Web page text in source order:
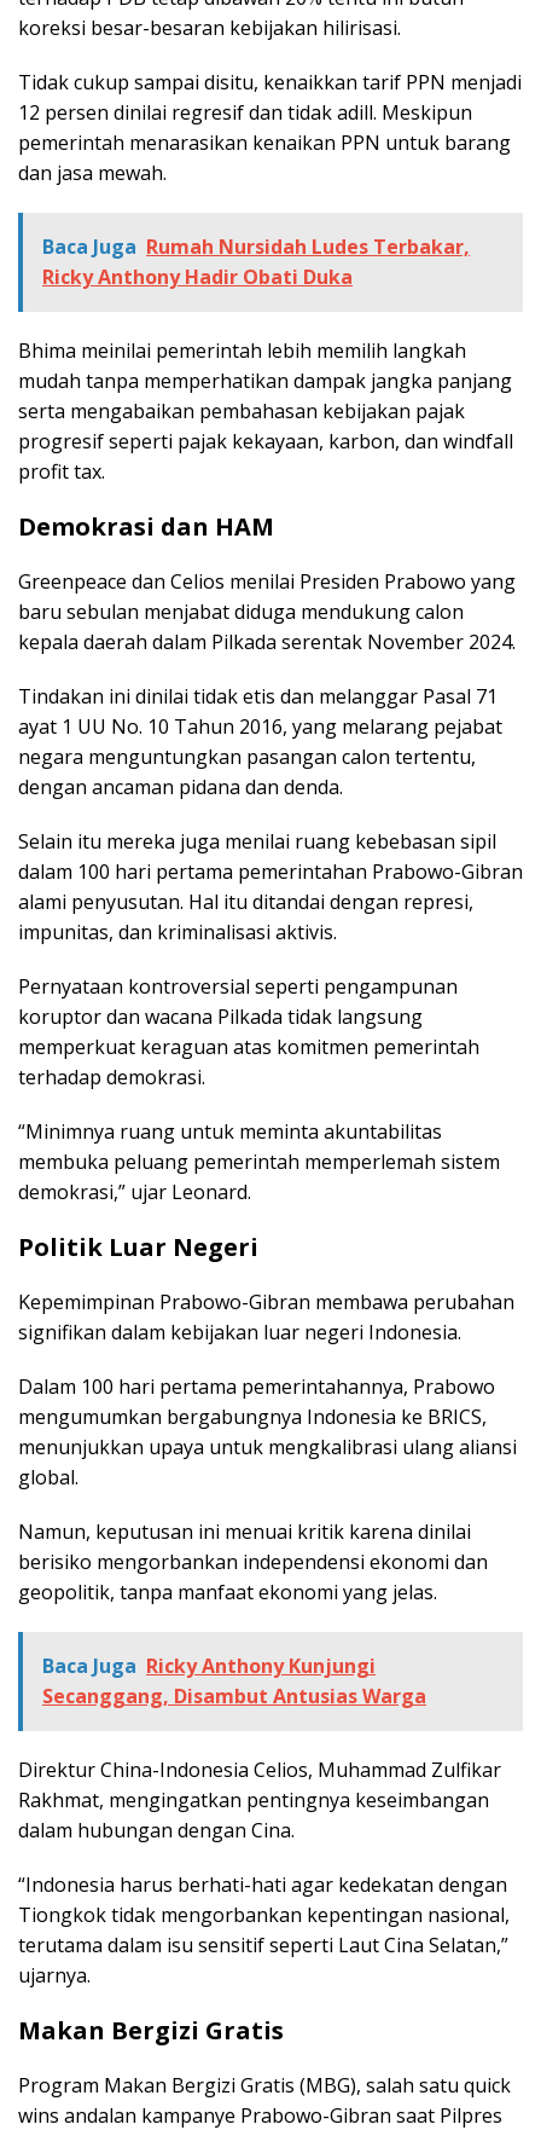
koreksi besar-besaran kebijakan hilirisasi.
Tidak cukup sampai disitu, kenaikkan tarif PPN menjadi
12 persen dinilai regresif dan tidak adill. Meskipun
pemerintah menarasikan kenaikan PPN untuk barang
dan jasa mewah.
Baca Juga Rumah Nursidah Ludes Terbakar,
Ricky Anthony Hadir Obati Duka
Bhima meinilai pemerintah lebih memilih langkah
mudah tanpa memperhatikan dampak jangka panjang
serta mengabaikan pembahasan kebijakan pajak
progresif seperti pajak kekayaan, karbon, dan windfall
profit tax.
Demokrasi dan HAM
Greenpeace dan Celios menilai Presiden Prabowo yang
baru sebulan menjabat diduga mendukung calon
kepala daerah dalam Pilkada serentak November 2024.
Tindakan ini dinilai tidak etis dan melanggar Pasal 71
ayat 1 UU No. 10 Tahun 2016, yang melarang pejabat
negara menguntungkan pasangan calon tertentu,
dengan ancaman pidana dan denda.
Selain itu mereka juga menilai ruang kebebasan sipil
dalam 100 hari pertama pemerintahan Prabowo-Gibran
alami penyusutan. Hal itu ditandai dengan represi,
impunitas, dan kriminalisasi aktivis.
Pernyataan kontroversial seperti pengampunan
koruptor dan wacana Pilkada tidak langsung
memperkuat keraguan atas komitmen pemerintah
terhadap demokrasi.
“Minimnya ruang untuk meminta akuntabilitas
membuka peluang pemerintah memperlemah sistem
demokrasi,” ujar Leonard.
Politik Luar Negeri
Kepemimpinan Prabowo-Gibran membawa perubahan
signifikan dalam kebijakan luar negeri Indonesia.
Dalam 100 hari pertama pemerintahannya, Prabowo
mengumumkan bergabungnya Indonesia ke BRICS,
menunjukkan upaya untuk mengkalibrasi ulang aliansi
global.
Namun, keputusan ini menuai kritik karena dinilai
berisiko mengorbankan independensi ekonomi dan
geopolitik, tanpa manfaat ekonomi yang jelas.
Baca Juga Ricky Anthony Kunjungi
Secanggang, Disambut Antusias Warga
Direktur China-Indonesia Celios, Muhammad Zulfikar
Rakhmat, mengingatkan pentingnya keseimbangan
dalam hubungan dengan Cina.
“Indonesia harus berhati-hati agar kedekatan dengan
Tiongkok tidak mengorbankan kepentingan nasional,
terutama dalam isu sensitif seperti Laut Cina Selatan,”
ujarnya.
Makan Bergizi Gratis
Program Makan Bergizi Gratis (MBG), salah satu quick
wins andalan kampanye Prabowo-Gibran saat Pilpres